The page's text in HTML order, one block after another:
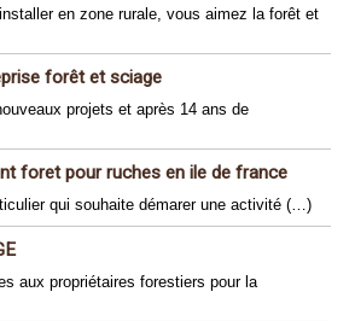
en zone rurale, vous aimez la forêt et
forêt et sciage
projets et après 14 ans de
foret pour ruches en ile de france
qui souhaite démarer une activité (…)
aux propriétaires forestiers pour la